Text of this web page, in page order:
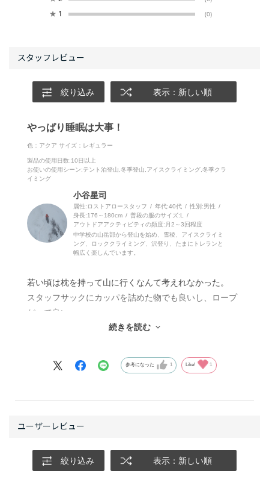
★ 1 (0)
絞り込み 表示：新しい順
絞り込み 表示：新しい順
やっぱり睡眠は大事！
色：アクア サイズ：レギュラー
製品の使用日数:10日以上
お使いの使用シーン:テント泊登山,冬季登山,アイスクライミング,冬季クラ
イミング
小谷星司
属性:ロストアロースタッフ 年代:40代 性別:男性
身長:176～180cm 普段の服のサイズ:L
アウトドアアクティビティの頻度: 月2～3回程度
中学校の山岳部から登山を始め、雪稜、アイスクライミ
ング、ロッククライミング、沢登り、たまにトレランと
幅広く楽しんでいます。
若い頃は枕を持って山に行くなんて考えれなかった。
スタッフサックにカッパを詰めた物でも良いし、ロープ
だって良い。
わざわざそんな余計な物を山に持っていくなんて、あり
そう思っておりました。
睡眠の質が違います。
その重量60g。
これならば、私の場合は軽量化したい山行でも許容範囲
です。
続きを読む
参考になった 1 Like! 1